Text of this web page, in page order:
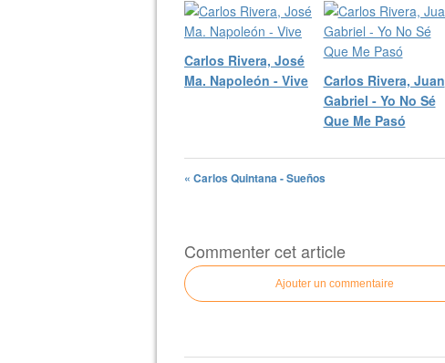
Carlos Rivera, José
Ma. Napoleón - Vive
Carlos Rivera, Juan
Gabriel - Yo No Sé
Que Me Pasó
« Carlos Quintana - Sueños
Commenter cet article
Ajouter un commentaire